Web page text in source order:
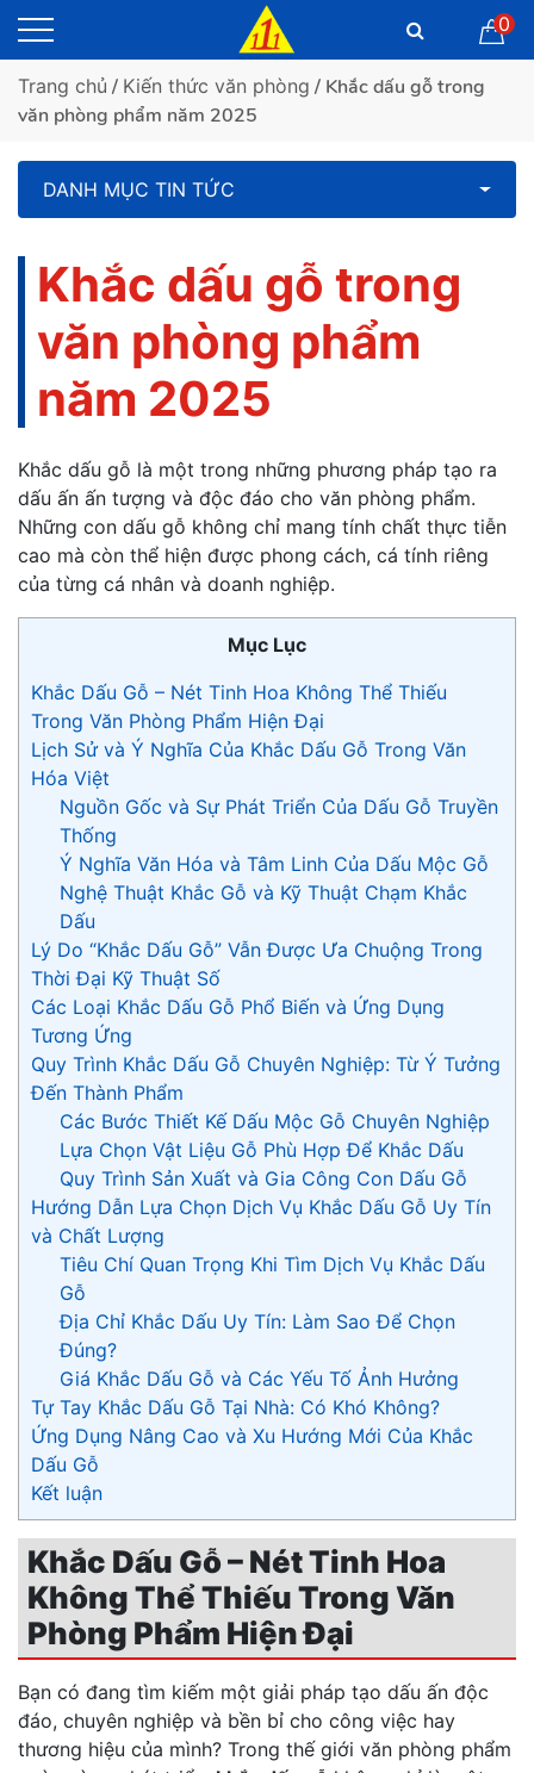
0
Trang chủ / Kiến thức văn phòng / Khắc dấu gỗ trong
văn phòng phẩm năm 2025
DANH MỤC TIN TỨC
Khắc dấu gỗ trong
văn phòng phẩm
năm 2025
Khắc dấu gỗ là một trong những phương pháp tạo ra
dấu ấn ấn tượng và độc đáo cho văn phòng phẩm.
Những con dấu gỗ không chỉ mang tính chất thực tiễn
cao mà còn thể hiện được phong cách, cá tính riêng
của từng cá nhân và doanh nghiệp.
Mục Lục
Khắc Dấu Gỗ – Nét Tinh Hoa Không Thể Thiếu
Trong Văn Phòng Phẩm Hiện Đại
Lịch Sử và Ý Nghĩa Của Khắc Dấu Gỗ Trong Văn
Hóa Việt
Nguồn Gốc và Sự Phát Triển Của Dấu Gỗ Truyền
Thống
Ý Nghĩa Văn Hóa và Tâm Linh Của Dấu Mộc Gỗ
Nghệ Thuật Khắc Gỗ và Kỹ Thuật Chạm Khắc
Dấu
Lý Do “Khắc Dấu Gỗ” Vẫn Được Ưa Chuộng Trong
Thời Đại Kỹ Thuật Số
Các Loại Khắc Dấu Gỗ Phổ Biến và Ứng Dụng
Tương Ứng
Quy Trình Khắc Dấu Gỗ Chuyên Nghiệp: Từ Ý Tưởng
Đến Thành Phẩm
Các Bước Thiết Kế Dấu Mộc Gỗ Chuyên Nghiệp
Lựa Chọn Vật Liệu Gỗ Phù Hợp Để Khắc Dấu
Quy Trình Sản Xuất và Gia Công Con Dấu Gỗ
Hướng Dẫn Lựa Chọn Dịch Vụ Khắc Dấu Gỗ Uy Tín
và Chất Lượng
Tiêu Chí Quan Trọng Khi Tìm Dịch Vụ Khắc Dấu
Gỗ
Địa Chỉ Khắc Dấu Uy Tín: Làm Sao Để Chọn
Đúng?
Giá Khắc Dấu Gỗ và Các Yếu Tố Ảnh Hưởng
Tự Tay Khắc Dấu Gỗ Tại Nhà: Có Khó Không?
Ứng Dụng Nâng Cao và Xu Hướng Mới Của Khắc
Dấu Gỗ
Kết luận
Khắc Dấu Gỗ – Nét Tinh Hoa
Không Thể Thiếu Trong Văn
Phòng Phẩm Hiện Đại
Bạn có đang tìm kiếm một giải pháp tạo dấu ấn độc
đáo, chuyên nghiệp và bền bỉ cho công việc hay
thương hiệu của mình? Trong thế giới văn phòng phẩm